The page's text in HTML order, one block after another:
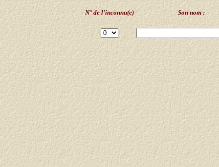
N° de l'inconnu(e) Son nom :